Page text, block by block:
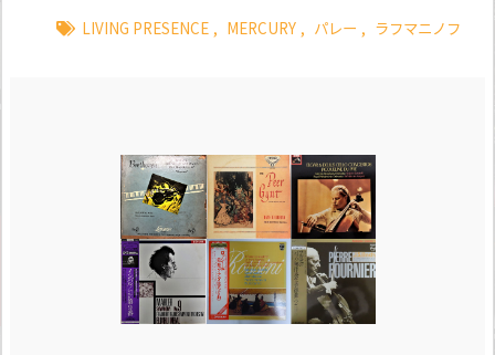
LIVING PRESENCE , MERCURY , パレー , ラフマニノフ